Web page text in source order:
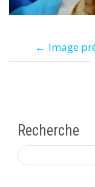
Image
Recherche